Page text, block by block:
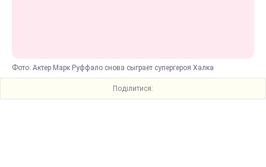
Фото: Актер Марк Руффало снова сыграет супергероя Халка
Поділитися: